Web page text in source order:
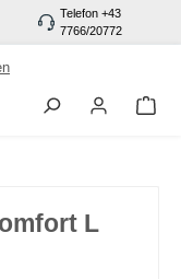
Telefon +43
7766/20772
L